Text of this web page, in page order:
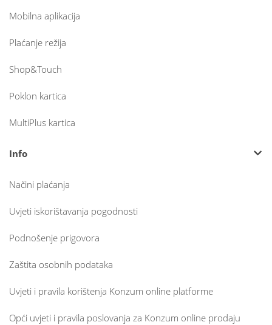
Mobilna aplikacija
Plaćanje režija
Shop&Touch
Poklon kartica
MultiPlus kartica
Info
Načini plaćanja
Uvjeti iskorištavanja pogodnosti
Podnošenje prigovora
Zaštita osobnih podataka
Uvjeti i pravila korištenja Konzum online platforme
Opći uvjeti i pravila poslovanja za Konzum online prodaju